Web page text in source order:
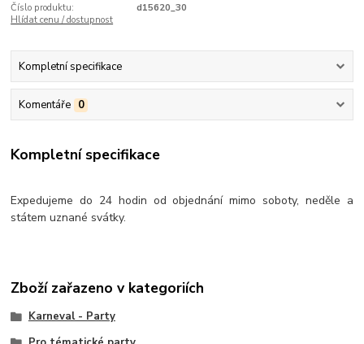
Číslo produktu:
d15620_30
Hlídat cenu / dostupnost
Kompletní specifikace
Komentáře 0
Kompletní specifikace
Expedujeme do 24 hodin od objednání mimo soboty, neděle a
státem uznané svátky.
Zboží zařazeno v kategoriích
Karneval - Party